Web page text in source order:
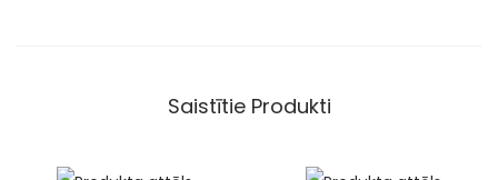
Saistītie Produkti